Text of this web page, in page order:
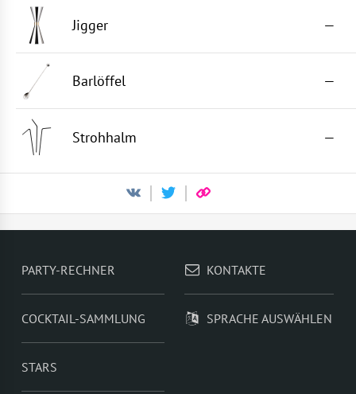
Jigger —
Barlöffel —
Strohhalm —
PARTY-RECHNER
COCKTAIL-SAMMLUNG
STARS
KONTAKTE
SPRACHE AUSWÄHLEN